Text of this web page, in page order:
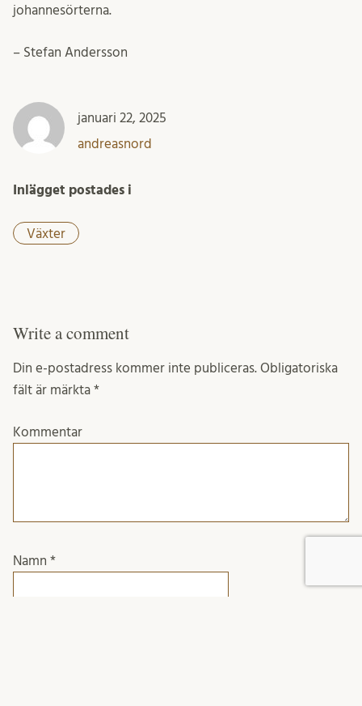
johannesörterna.
– Stefan Andersson
januari 22, 2025
andreasnord
Inlägget postades i
Växter
Write a comment
Din e-postadress kommer inte publiceras. Obligatoriska
fält är märkta *
Kommentar
Namn *